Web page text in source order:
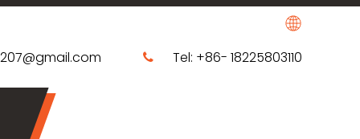
​​​​​​​ Tel: +86- 18225803110